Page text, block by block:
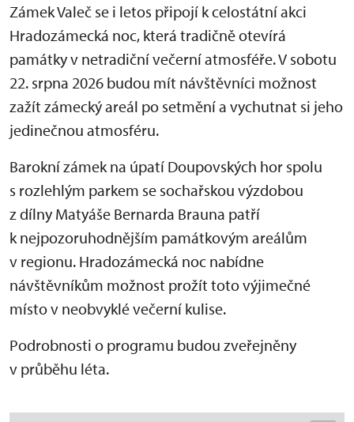
Zámek Valeč se i letos připojí k celostátní akci
Hradozámecká noc, která tradičně otevírá
památky v netradiční večerní atmosféře. V sobotu
22. srpna 2026 budou mít návštěvníci možnost
zažít zámecký areál po setmění a vychutnat si jeho
jedinečnou atmosféru.
Barokní zámek na úpatí Doupovských hor spolu
s rozlehlým parkem se sochařskou výzdobou
z dílny Matyáše Bernarda Brauna patří
k nejpozoruhodnějším památkovým areálům
v regionu. Hradozámecká noc nabídne
návštěvníkům možnost prožít toto výjimečné
místo v neobvyklé večerní kulise.
Podrobnosti o programu budou zveřejněny
v průběhu léta.